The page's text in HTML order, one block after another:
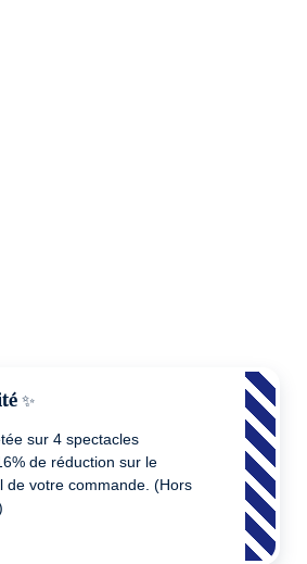
✨
sur 4 spectacles
de réduction sur le
de votre commande. (Hors